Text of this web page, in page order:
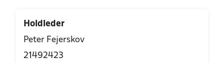
Holdleder
Peter Fejerskov
21492423